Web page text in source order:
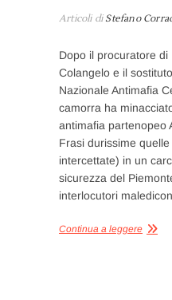
Articoli diStefano
Dopo il procuratore di
Colangelo e il
Nazionale Antimafia
camorra ha
antimafia partenopeo
Frasi durissime
intercettate) in un
sicurezza del
interlocutori
Continua a leggere